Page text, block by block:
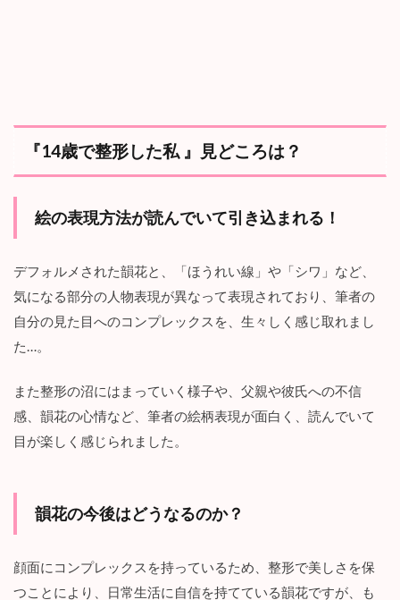
『14歳で整形した私 』見どころは？
絵の表現方法が読んでいて引き込まれる！
デフォルメされた韻花と、「ほうれい線」や「シワ」など、
気になる部分の人物表現が異なって表現されており、筆者の
自分の見た目へのコンプレックスを、生々しく感じ取れまし
た…。
また整形の沼にはまっていく様子や、父親や彼氏への不信
感、韻花の心情など、筆者の絵柄表現が面白く、読んでいて
目が楽しく感じられました。
韻花の今後はどうなるのか？
顔面にコンプレックスを持っているため、整形で美しさを保
つことにより、日常生活に自信を持てている韻花ですが、も